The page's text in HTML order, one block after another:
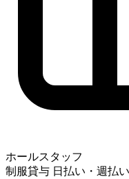
ホールスタッフ
制服貸与 日払い・週払い